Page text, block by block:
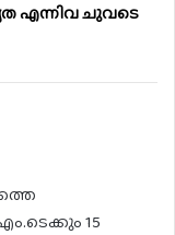
എന്നിവ ചുവടെ
15